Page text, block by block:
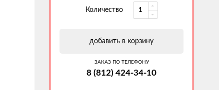
Количество
добавить в корзину
ЗАКАЗ ПО ТЕЛЕФОНУ
8 (812) 424-34-10